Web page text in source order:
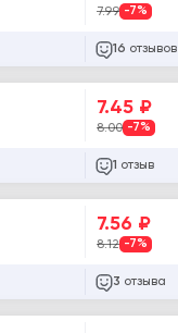
7.99 -7%
16 отзывов
7.45 ₽
8.00 -7%
1 отзыв
7.56 ₽
8.12 -7%
3 отзыва